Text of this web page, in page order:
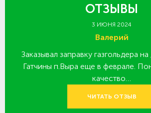
ОТЗЫВЫ
3 ИЮНЯ 2024
Валерий
Заказывал заправку газгольдера
Гатчины п.Выра еще в феврале.
качество…
ЧИТАТЬ ОТЗЫВ